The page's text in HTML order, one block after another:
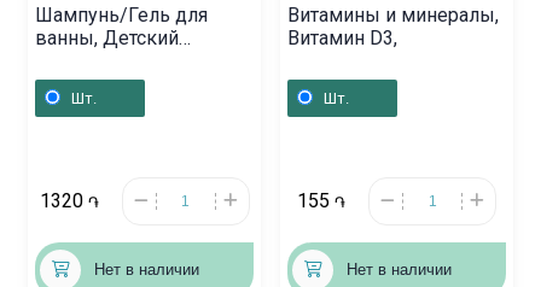
Шампунь/Гель для
ванны, Детский
мл, Գերմանիա
Шт.
1320 ֏
Нет в наличии
Витамины и минералы,
Витамин D3,
Шт.
155 ֏
Нет в наличии